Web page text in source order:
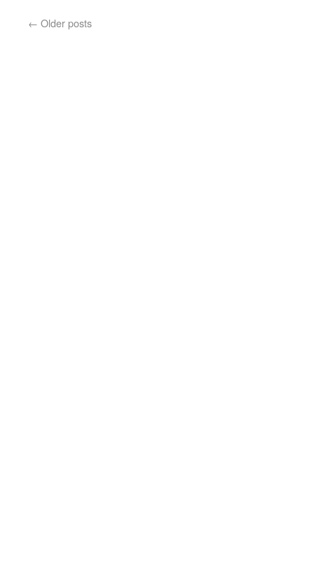
← Older posts